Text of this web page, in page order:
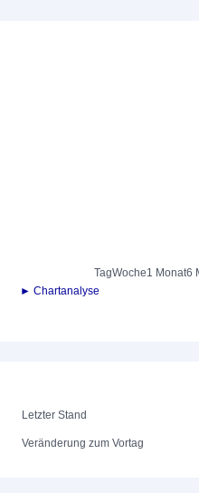
TagWoche1 Monat6
► Chartanalyse
Letzter Stand
Veränderung zum Vortag